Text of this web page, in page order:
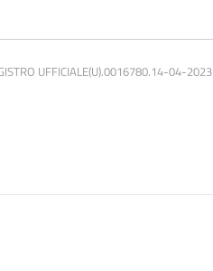
UFFICIALE(U).0016780.14-04-2023